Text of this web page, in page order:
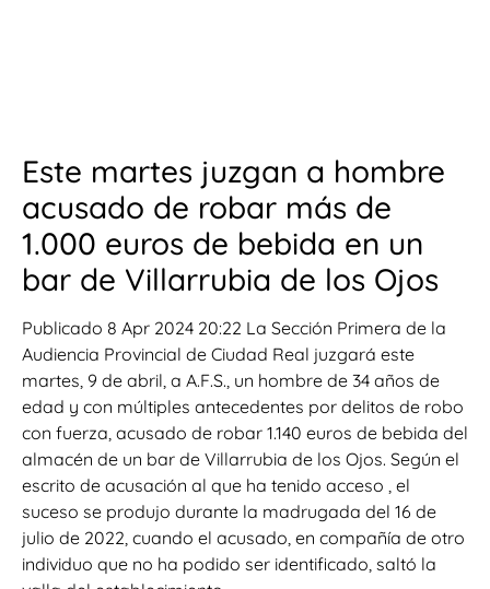
Este martes juzgan a hombre
acusado de robar más de
1.000 euros de bebida en un
bar de Villarrubia de los Ojos
Publicado 8 Apr 2024 20:22 La Sección Primera de la
Audiencia Provincial de Ciudad Real juzgará este
martes, 9 de abril, a A.F.S., un hombre de 34 años de
edad y con múltiples antecedentes por delitos de robo
con fuerza, acusado de robar 1.140 euros de bebida del
almacén de un bar de Villarrubia de los Ojos. Según el
escrito de acusación al que ha tenido acceso , el
suceso se produjo durante la madrugada del 16 de
julio de 2022, cuando el acusado, en compañía de otro
individuo que no ha podido ser identificado, saltó la